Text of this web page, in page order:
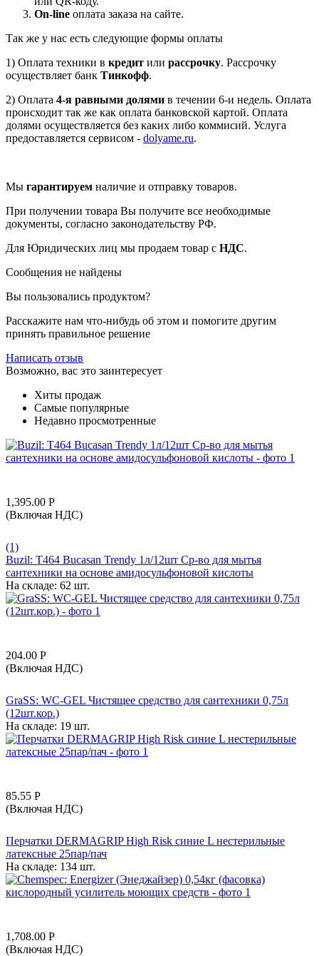
On-line оплата заказа на сайте.
Так же у нас есть следующие формы оплаты
1) Оплата техники в кредит или рассрочку. Рассрочку
осуществляет банк Тинкофф.
2) Оплата 4-я равными долями в течении 6-и недель. Оплата
происходит так же как оплата банковской картой. Оплата
долями осуществляется без каких либо коммисий. Услуга
предоставляется сервисом - dolyame.ru.
Мы гарантируем наличие и отправку товаров.
При получении товара Вы получите все необходимые
документы, согласно законодательству РФ.
Для Юридических лиц мы продаем товар с НДС.
Сообщения не найдены
Вы пользовались продуктом?
Расскажите нам что-нибудь об этом и помогите другим
принять правильное решение
Написать отзыв
Возможно, вас это заинтересует
Хиты продаж
Самые популярные
Недавно просмотренные
1,395.00 Р
(Включая НДС)
(1)
Buzil: T464 Bucasan Trendy 1л/12шт Ср-во для мытья
сантехники на основе амидосульфоновой кислоты
На складе: 62 шт.
204.00 Р
(Включая НДС)
GraSS: WC-GEL Чистящее средство для сантехники 0,75л
(12шт.кор.)
На складе: 19 шт.
85.55 Р
(Включая НДС)
Перчатки DERMAGRIP High Risk синие L нестерильные
латексные 25пар/пач
На складе: 134 шт.
1,708.00 Р
(Включая НДС)